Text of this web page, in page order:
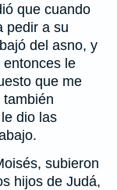
que cuando
pedir a su
del asno, y
entonces le
que me
dio las
subieron
hijos de Judá,